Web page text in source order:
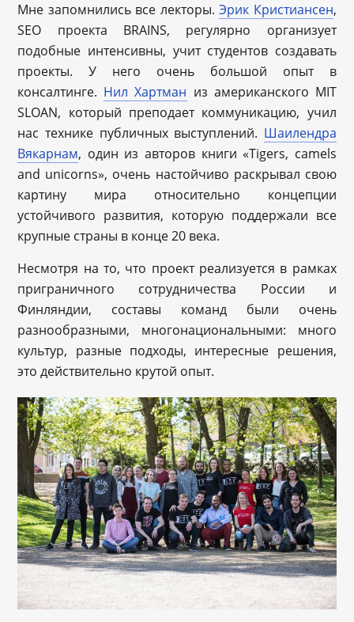
Мне запомнились все лекторы.Эрик Кристиансен,
SEO проекта BRAINS, регулярно организует
подобные интенсивны, учит студентов создавать
проекты. У него очень большой опыт в
консалтинге. Нил Хартман из американского MIT
SLOAN, который преподает коммуникацию, учил
нас технике публичных выступлений. Шаилендра
Вякарнам, один из авторов книги «Tigers, camels
and unicorns», очень настойчиво раскрывал свою
картину мира относительно концепции
устойчивого развития, которую поддержали все
крупные страны в конце 20 века.
Несмотря на то, что проект реализуется в рамках
приграничного сотрудничества России и
Финляндии, составы команд были очень
разнообразными, многонациональными: много
культур, разные подходы, интересные решения,
это действительно крутой опыт.